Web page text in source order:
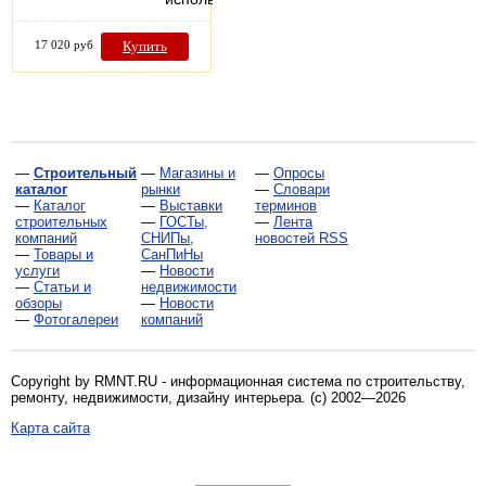
17 020 руб Купить
— Строительный
каталог
— Каталог
строительных
компаний
— Товары и
услуги
— Статьи и
обзоры
— Фотогалереи
— Магазины и
рынки
— Выставки
— ГОСТы,
СНИПы,
СанПиНы
— Новости
недвижимости
— Новости
компаний
— Опросы
— Словари
терминов
— Лента
новостей RSS
Copyright by RMNT.RU - информационная система по строительству,
ремонту, недвижимости, дизайну интерьера . (c) 2002—2026
Карта сайта